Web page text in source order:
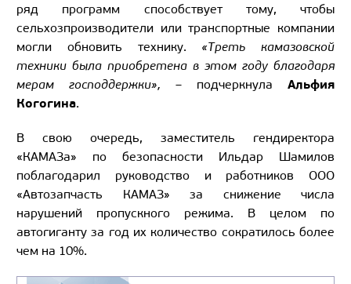
ряд программ способствует тому, чтобы
сельхозпроизводители или транспортные компании
могли обновить технику. «Треть камазовской
техники была приобретена в этом году благодаря
мерам господдержки», – подчеркнула Альфия
Когогина.
В свою очередь, заместитель гендиректора
«КАМАЗа» по безопасности Ильдар Шамилов
поблагодарил руководство и работников ООО
«Автозапчасть КАМАЗ» за снижение числа
нарушений пропускного режима. В целом по
автогиганту за год их количество сократилось более
чем на 10%.